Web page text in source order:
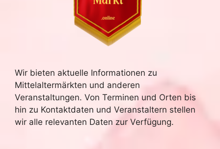
Wir bieten aktuelle Informationen zu
Mittelaltermärkten und anderen
Veranstaltungen. Von Terminen und Orten bis
hin zu Kontaktdaten und Veranstaltern stellen
wir alle relevanten Daten zur Verfügung.